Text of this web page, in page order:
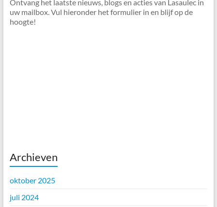
Ontvang het laatste nieuws, blogs en acties van Lasaulec in
uw mailbox. Vul hieronder het formulier in en blijf op de
hoogte!
Archieven
oktober 2025
juli 2024